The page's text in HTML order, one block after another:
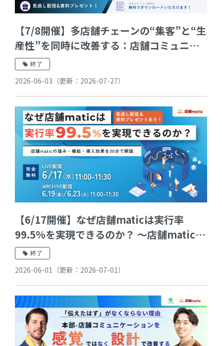
【7/8開催】多店舗チェーンの“集客”と“生
産性”を同時に改善する：店舗コミュニケ
ーション見直しの実践ガイド
終了
2026-06-03 （更新： 2026-07-27）
【6/17開催】なぜ店舗maticは実行率
99.5%を実現できるのか？ 〜店舗matic強
み、機能・事例・導入効果を30分で解説〜
終了
2026-06-01 （更新： 2026-07-01）